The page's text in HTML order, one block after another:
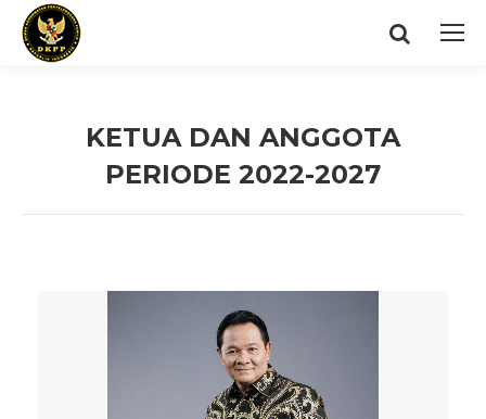
Search:
KETUA DAN ANGGOTA
PERIODE 2022-2027